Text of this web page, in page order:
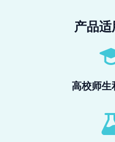
产品
高校师生